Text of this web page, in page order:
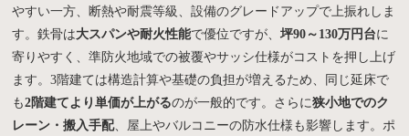
やすい一方、断熱や耐震等級、設備のグレードアップで上振れしま
す。鉄骨は大スパンや耐火性能で優位ですが、坪90～130万円台に
寄りやすく、準防火地域での被覆やサッシ仕様がコストを押し上げ
ます。3階建ては構造計算や基礎の負担が増えるため、同じ延床で
も2階建てより単価が上がるのが一般的です。さらに狭小地でのク
レーン・搬入手配、屋上やバルコニーの防水仕様も影響します。ポ